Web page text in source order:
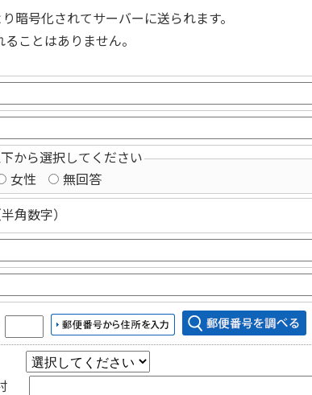
り暗号化されてサーバーに送られます。
ことはありません。
から選択してください
女性 無回答
角数字）